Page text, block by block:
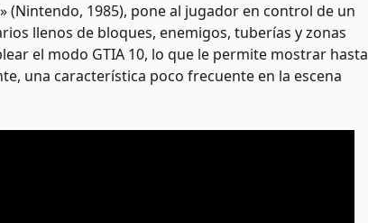
(Nintendo, 1985), pone al jugador en control de un
llenos de bloques, enemigos, tuberías y zonas
el modo GTIA 10, lo que le permite mostrar hasta
una característica poco frecuente en la escena